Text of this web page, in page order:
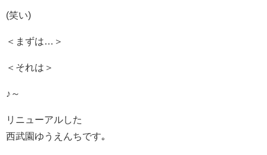
(笑い)
＜まずは…＞
＜それは＞
♪～
リニューアルした
西武園ゆうえんちです｡